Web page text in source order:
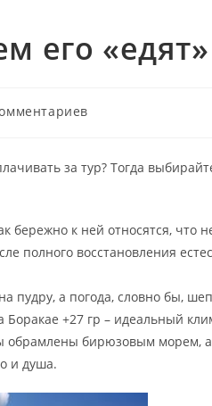
его «едят»
за тур? Тогда
бережно к ней относятся, что
полного восстановления
пудру, а погода, словно бы,
+27 гр – идеальный
бирюзовым морем, а
и душа.